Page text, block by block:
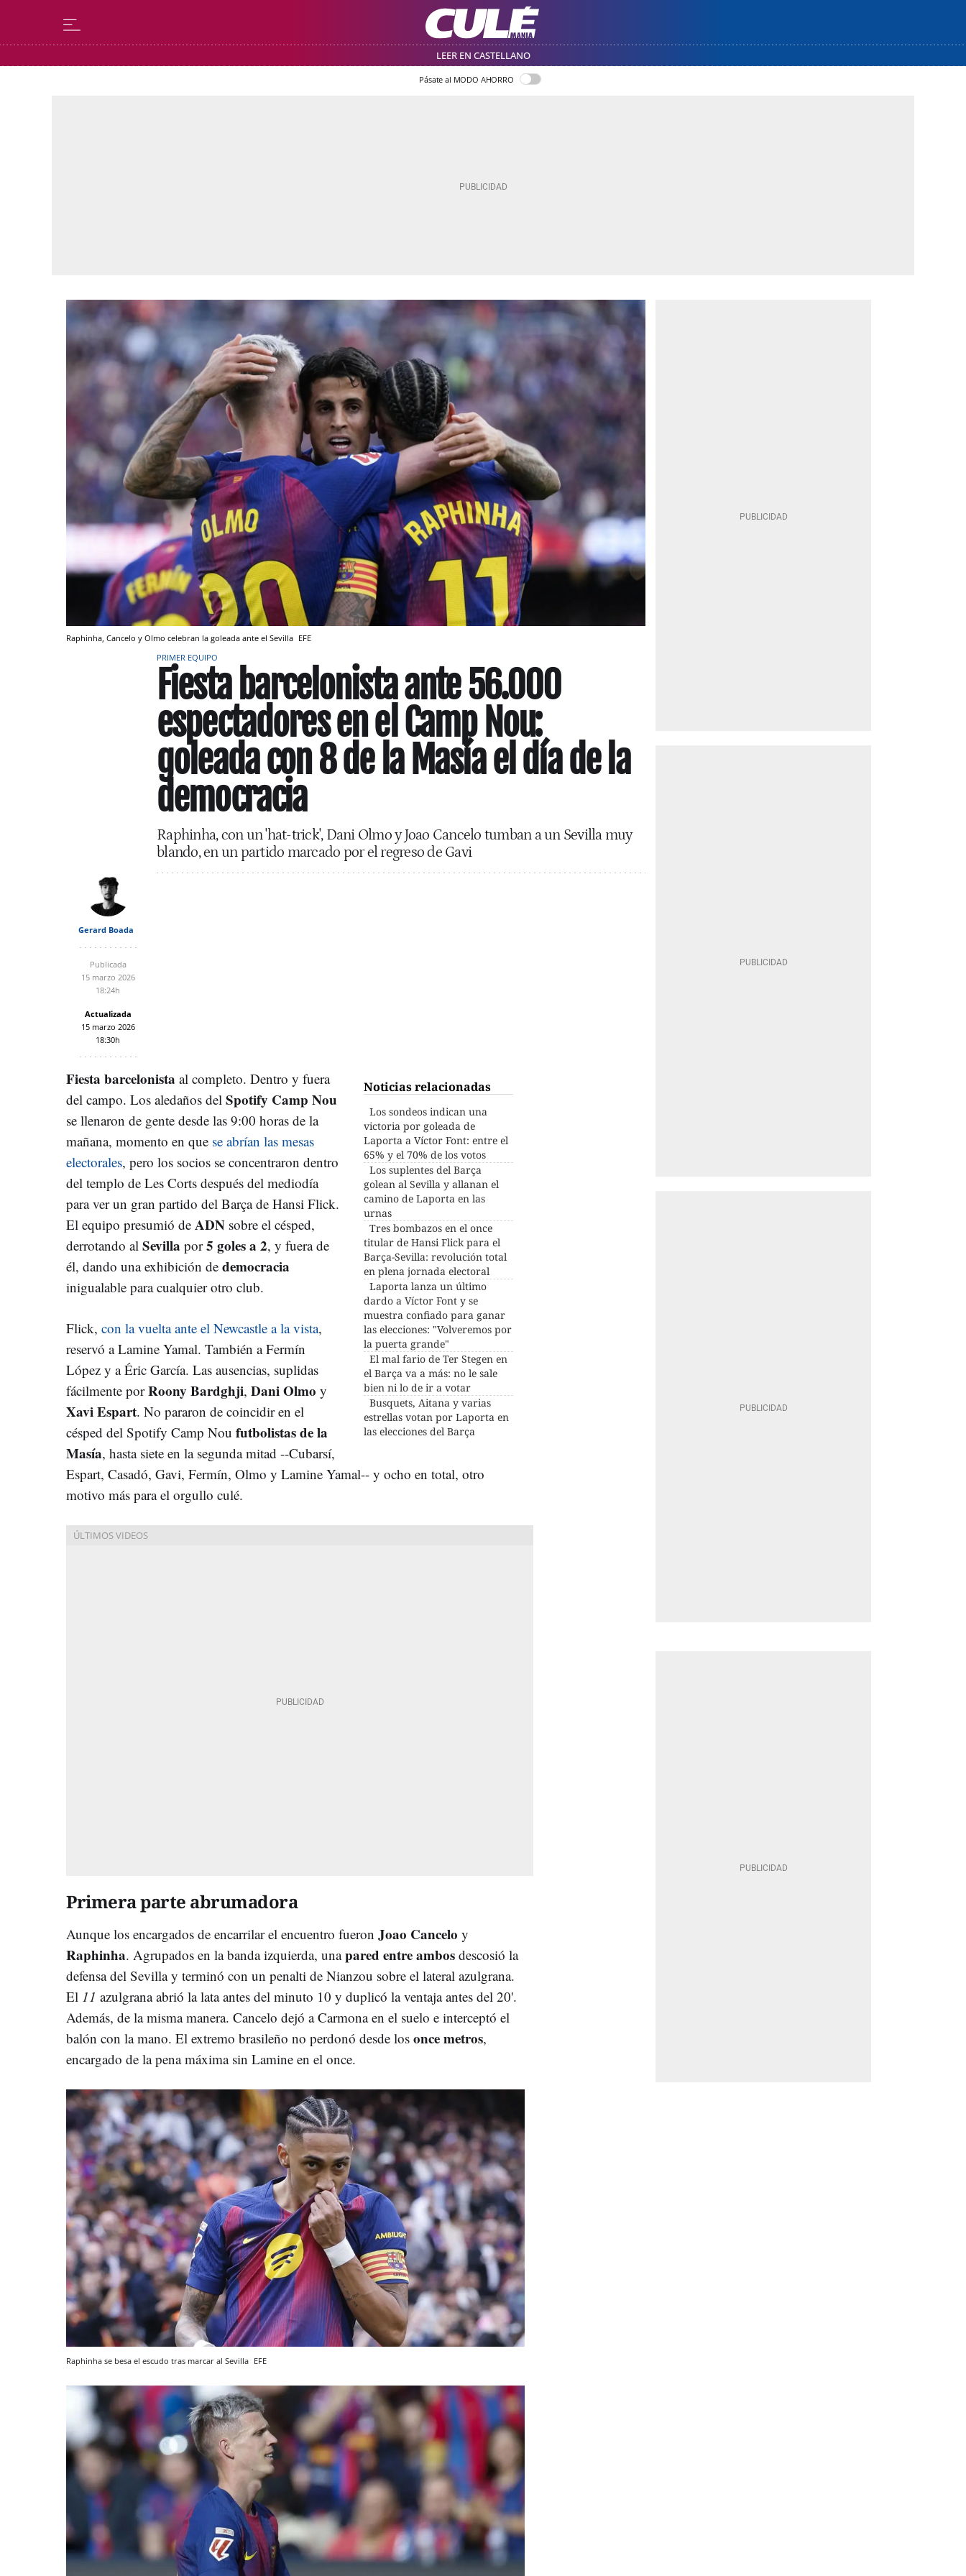
LEER EN CASTELLANO
Pásate al MODO AHORRO
Raphinha, Cancelo y Olmo celebran la goleada ante el Sevilla EFE
PRIMER EQUIPO
Fiesta barcelonista ante 56.000
espectadores en el Camp Nou:
goleada con 8 de la Masía el día de la
democracia
Raphinha, con un 'hat-trick', Dani Olmo y Joao Cancelo tumban a un Sevilla muy
blando, en un partido marcado por el regreso de Gavi
Gerard Boada
Publicada
15 marzo 2026
18:24h
Actualizada
15 marzo 2026
18:30h
Noticias relacionadas
Los sondeos indican una
victoria por goleada de
Laporta a Víctor Font: entre el
65% y el 70% de los votos
Los suplentes del Barça
golean al Sevilla y allanan el
camino de Laporta en las
urnas
Tres bombazos en el once
titular de Hansi Flick para el
Barça-Sevilla: revolución total
en plena jornada electoral
Laporta lanza un último
dardo a Víctor Font y se
muestra confiado para ganar
las elecciones: "Volveremos por
la puerta grande"
El mal fario de Ter Stegen en
el Barça va a más: no le sale
bien ni lo de ir a votar
Busquets, Aitana y varias
estrellas votan por Laporta en
las elecciones del Barça
Fiesta barcelonista al completo. Dentro y fuera
del campo. Los aledaños del Spotify Camp Nou
se llenaron de gente desde las 9:00 horas de la
mañana, momento en que se abrían las mesas
electorales, pero los socios se concentraron dentro
del templo de Les Corts después del mediodía
para ver un gran partido del Barça de Hansi Flick.
El equipo presumió de ADN sobre el césped,
derrotando al Sevilla por5 goles a 2, y fuera de
él, dando una exhibición de democracia
inigualable para cualquier otro club.
Flick, con la vuelta ante el Newcastle a la vista,
reservó a Lamine Yamal. También a Fermín
López y a Éric García. Las ausencias, suplidas
fácilmente porRoony Bardghji, Dani Olmo y
Xavi Espart. No pararon de coincidir en el
césped del Spotify Camp Nou futbolistas de la
Masía, hasta siete en la segunda mitad --Cubarsí,
Espart, Casadó, Gavi, Fermín, Olmo y Lamine Yamal-- y ocho en total, otro
motivo más para el orgullo culé.
Primera parte abrumadora
Aunque los encargados de encarrilar el encuentro fueron Joao Cancelo y
Raphinha. Agrupados en la banda izquierda, unapared entre ambos descosió la
defensa del Sevilla y terminó con un penalti de Nianzou sobre el lateral azulgrana.
El 11 azulgrana abrió la lata antes del minuto 10 y duplicó la ventaja antes del 20'.
Además, de la misma manera. Cancelo dejó a Carmona en el suelo e interceptó el
balón con la mano. El extremo brasileño no perdonó desde los once metros,
encargado de la pena máxima sin Lamine en el once.
Raphinha se besa el escudo tras marcar al Sevilla EFE